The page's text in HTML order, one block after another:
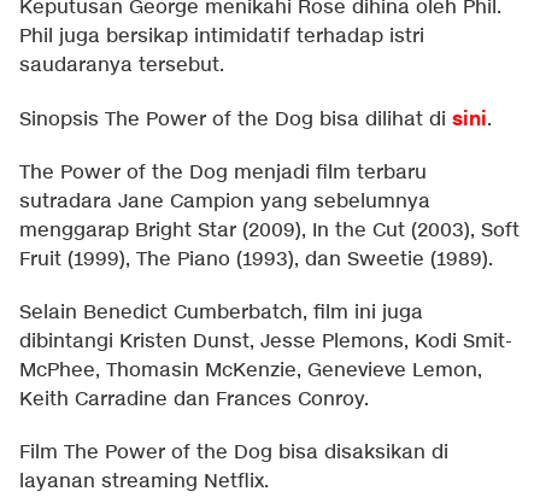
Keputusan George menikahi Rose dihina oleh Phil.
Phil juga bersikap intimidatif terhadap istri
saudaranya tersebut.
Sinopsis The Power of the Dog bisa dilihat di sini.
The Power of the Dog menjadi film terbaru
sutradara Jane Campion yang sebelumnya
menggarap Bright Star (2009), In the Cut (2003), Soft
Fruit (1999), The Piano (1993), dan Sweetie (1989).
Selain Benedict Cumberbatch, film ini juga
dibintangi Kristen Dunst, Jesse Plemons, Kodi Smit-
McPhee, Thomasin McKenzie, Genevieve Lemon,
Keith Carradine dan Frances Conroy.
Film The Power of the Dog bisa disaksikan di
layanan streaming Netflix.